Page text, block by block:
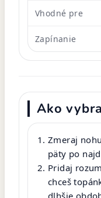
Vhodné pre
Zapínanie
Ako
Zmeraj
päty po
Pridaj
chceš
dlhšie